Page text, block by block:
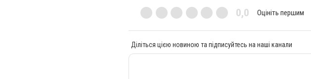
0,0 Оцініть першим
Діліться цією новиною та підписуйтесь на наші канали